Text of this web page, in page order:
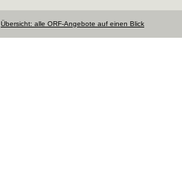
Übersicht: alle ORF-Angebote auf einen Blick